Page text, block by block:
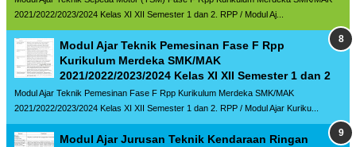
2021/2022/2023/2024 Kelas XI XII Semester 1 dan 2. RPP / Modul Aj...
Modul Ajar Teknik Pemesinan Fase F Rpp
Kurikulum Merdeka SMK/MAK
2021/2022/2023/2024 Kelas XI XII Semester 1 dan 2
Modul Ajar Teknik Pemesinan Fase F Rpp Kurikulum Merdeka SMK/MAK
2021/2022/2023/2024 Kelas XI XII Semester 1 dan 2. RPP / Modul Ajar Kuriku...
Modul Ajar Jurusan Teknik Kendaraan Ringan